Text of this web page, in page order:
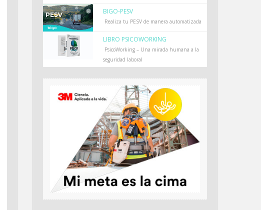
BIGO-PESV
Realiza tu PESV de manera automatizada
LIBRO PSICOWORKING
PsicoWorking – Una mirada humana a la
seguridad laboral